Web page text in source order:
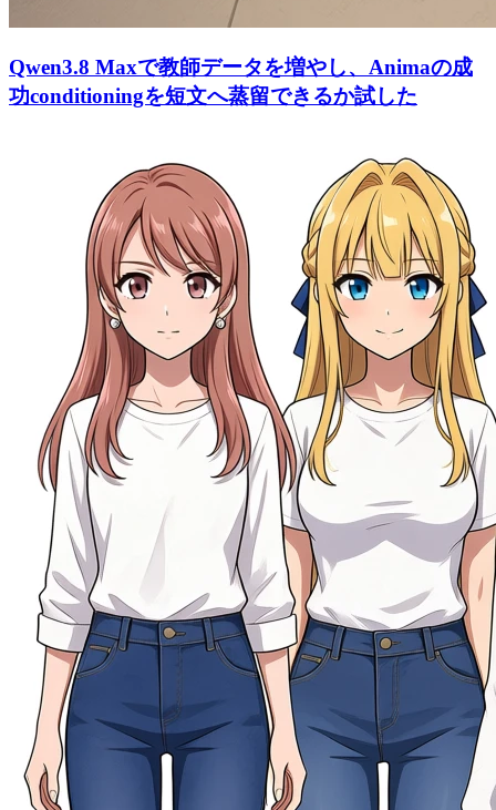
Qwen3.8 Maxで教師データを増やし、Animaの成
功conditioningを短文へ蒸留できるか試した